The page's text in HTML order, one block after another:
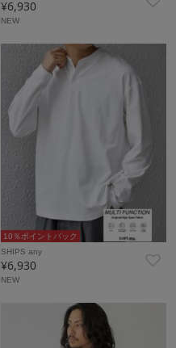
¥6,930
NEW
10％ポイントバック
SHIPS any
¥6,930
NEW